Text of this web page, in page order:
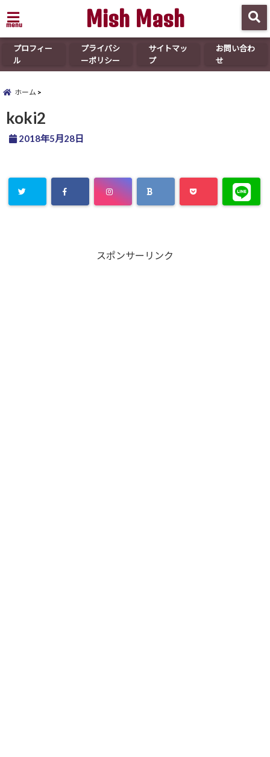
menu Mish Mash
プロフィー
ル
プライバシ
ーポリシー
サイトマッ
プ
お問い合わ
せ
ホーム
koki2
2018年5月28日
スポンサーリンク